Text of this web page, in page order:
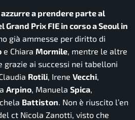
a prendere parte al
Prix FIE in corso a Seoul in
già ammesse per diritto di
e Chiara Mormile , mentre le altre
ai successi nei tabelloni
Rotili , Irene Vecchi
Arpino , Manuela Spica
Battiston . Non è riuscito l’en
ct Nicola Zanotti, visto che